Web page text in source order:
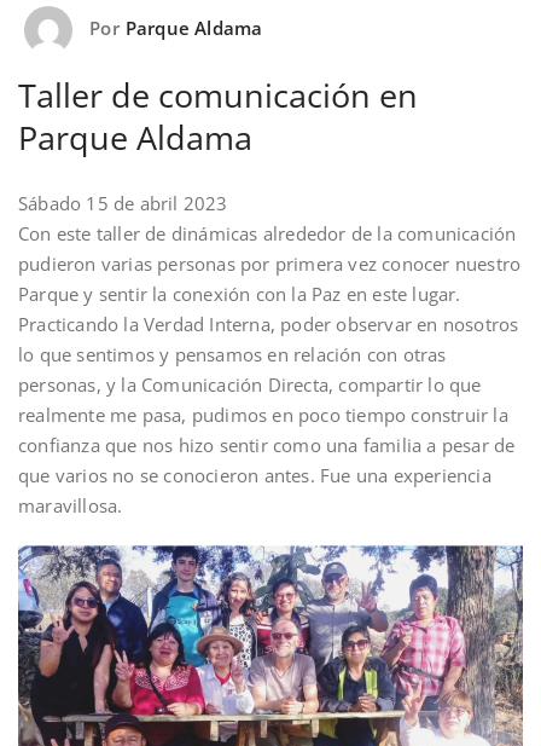
Por Parque Aldama
Taller de comunicación en
Parque Aldama
Sábado 15 de abril 2023
Con este taller de dinámicas alrededor de la comunicación
pudieron varias personas por primera vez conocer nuestro
Parque y sentir la conexión con la Paz en este lugar.
Practicando la Verdad Interna, poder observar en nosotros
lo que sentimos y pensamos en relación con otras
personas, y la Comunicación Directa, compartir lo que
realmente me pasa, pudimos en poco tiempo construir la
confianza que nos hizo sentir como una familia a pesar de
que varios no se conocieron antes. Fue una experiencia
maravillosa.